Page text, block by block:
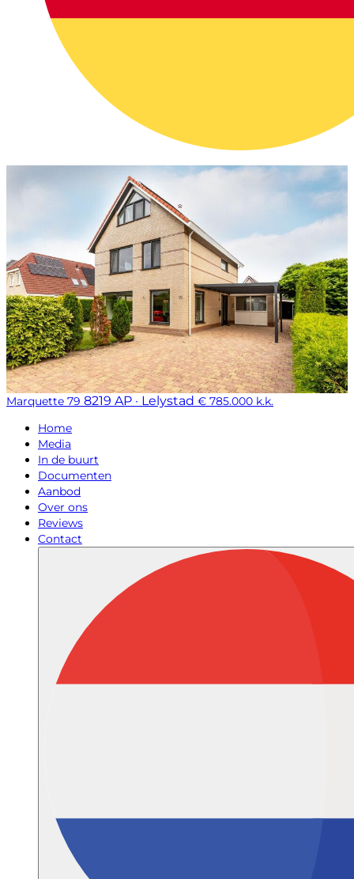
Marquette 79 8219 AP · Lelystad € 785.000 k.k.
Home
Media
In de buurt
Documenten
Aanbod
Over ons
Reviews
Contact